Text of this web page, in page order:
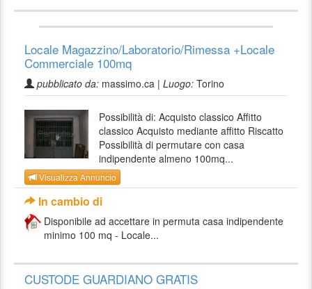
Locale Magazzino/Laboratorio/Rimessa +Locale
Commerciale 100mq
pubblicato da: massimo.ca | Luogo: Torino
Possibilità di: Acquisto classico Affitto
classico Acquisto mediante affitto Riscatto
Possibilità di permutare con casa
indipendente almeno 100mq...
Visualizza Annuncio
In cambio di
Disponibile ad accettare in permuta casa indipendente
minimo 100 mq - Locale...
CUSTODE GUARDIANO GRATIS